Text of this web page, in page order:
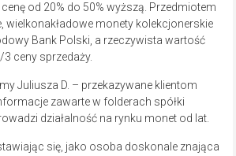
od 20% do 50% wyższą. Przedmiotem
wielkonakładowe monety kolekcjonerskie
Bank Polski, a rzeczywista wartość
ceny sprzedaży.
Juliusza D. – przekazywane klientom
zawarte w folderach spółki
działalność na rynku monet od lat.
się, jako osoba doskonale znająca